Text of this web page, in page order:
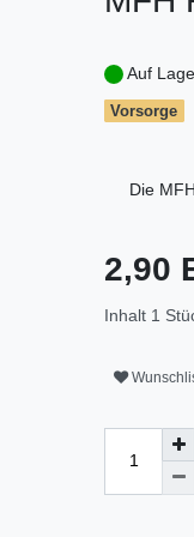
Auf
Vorsorge
Die
2,90
Inhalt 1